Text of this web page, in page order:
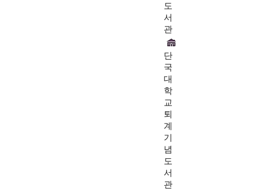
도
서
관
단
국
대
학
교
퇴
계
기
념
도
서
관